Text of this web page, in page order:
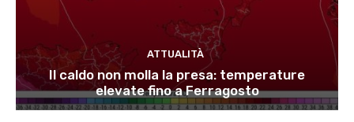
ATTUALITÀ
Il caldo non molla la presa: temperature
elevate fino a Ferragosto